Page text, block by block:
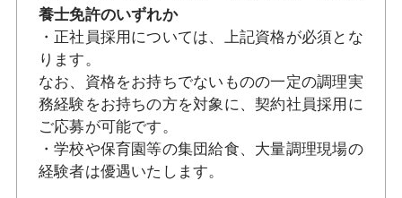
養士免許のいずれか
・正社員採用については、上記資格が必須とな
ります。
なお、資格をお持ちでないものの一定の調理実
務経験をお持ちの方を対象に、契約社員採用に
ご応募が可能です。
・学校や保育園等の集団給食、大量調理現場の
経験者は優遇いたします。